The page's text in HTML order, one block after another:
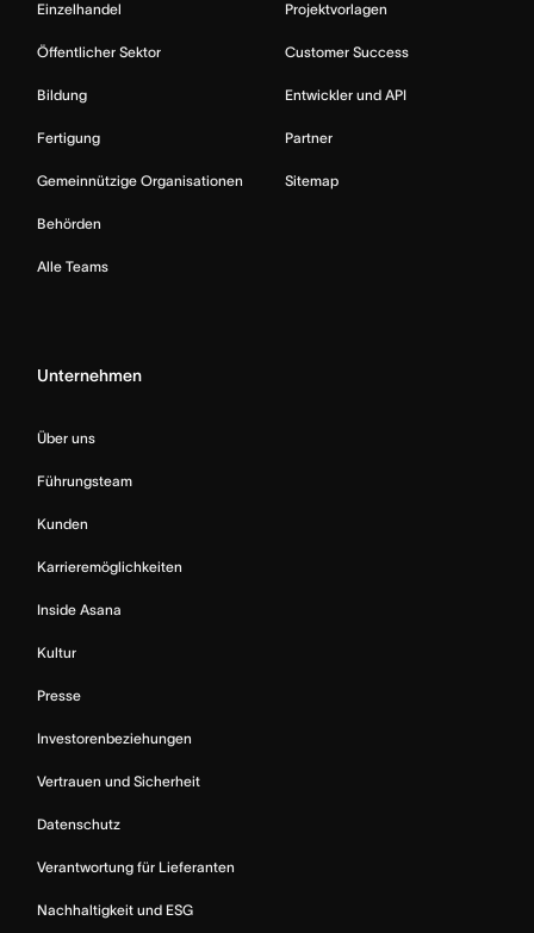
Einzelhandel
Öffentlicher Sektor
Bildung
Fertigung
Gemeinnützige Organisationen
Behörden
Alle Teams
Projektvorlagen
Customer Success
Entwickler und API
Partner
Sitemap
Unternehmen
Über uns
Führungsteam
Kunden
Karrieremöglichkeiten
Inside Asana
Kultur
Presse
Investorenbeziehungen
Vertrauen und Sicherheit
Datenschutz
Verantwortung für Lieferanten
Nachhaltigkeit und ESG